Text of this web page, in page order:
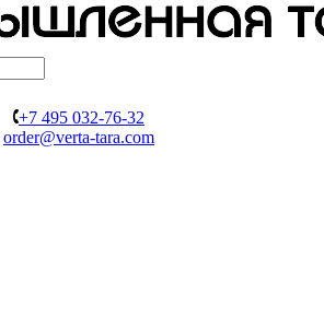
+7 495 032-76-32
order@verta-tara.com